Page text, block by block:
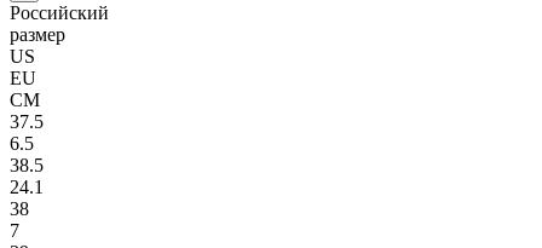
Российский
размер
US
EU
СМ
37.5
6.5
38.5
24.1
38
7